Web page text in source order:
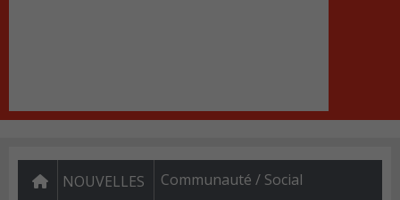
NOUVELLES Communauté / Social